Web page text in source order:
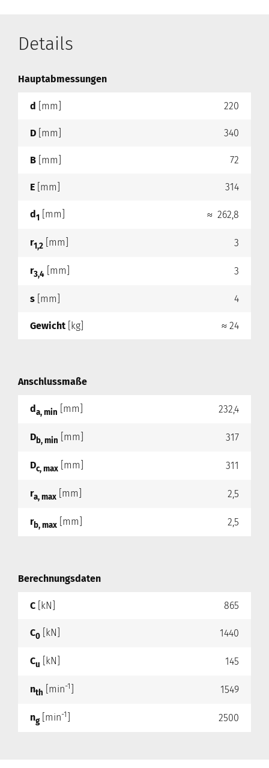
Details
Hauptabmessungen
d [mm] 220
D [mm] 340
B [mm] 72
E [mm] 314
d1 [mm] ≈ 262,8
r1,2 [mm] 3
r3,4 [mm] 3
s [mm] 4
Gewicht [kg] ≈ 24
Anschlussmaße
da, min [mm] 232,4
Db, min [mm] 317
Dc, max [mm] 311
ra, max [mm] 2,5
rb, max [mm] 2,5
Berechnungsdaten
C [kN] 865
C0 [kN] 1440
Cu [kN] 145
nth [min-1 1549
ng[min-1 2500